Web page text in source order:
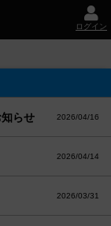
ログイン
らせ 2026/04/16
2026/04/14
2026/03/31